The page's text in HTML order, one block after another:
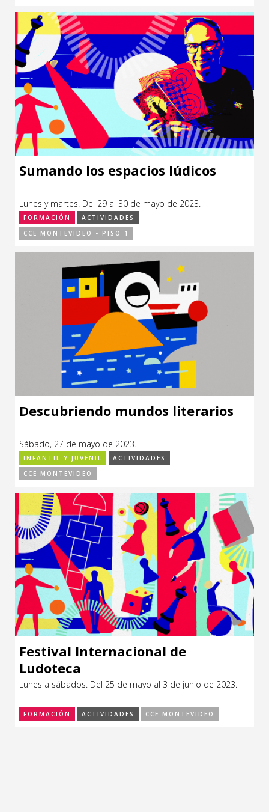
Sumando los espacios lúdicos
Lunes y martes. Del 29 al 30 de mayo de 2023.
FORMACIÓN
ACTIVIDADES
CCE MONTEVIDEO - PISO 1
Descubriendo mundos literarios
Sábado, 27 de mayo de 2023.
INFANTIL Y JUVENIL
ACTIVIDADES
CCE MONTEVIDEO
Festival Internacional de
Ludoteca
Lunes a sábados. Del 25 de mayo al 3 de junio de 2023.
FORMACIÓN ACTIVIDADES CCE MONTEVIDEO